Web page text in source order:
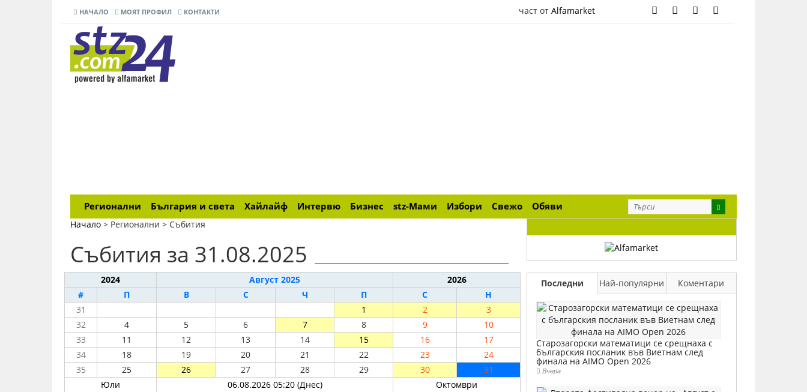
НАЧАЛО МОЯТ ПРОФИЛ КОНТАКТИ част от Alfamarket
Регионални България и света Хайлайф Интервю Бизнес stz-Мами Избори Свежо Обяви
Начало > Регионални > Събития
Събития за 31.08.2025
2024 Август 2025
2026
#
П В С Ч П С
Н
31
1 2
3
32
4 5 6 7 8 9
10
33
11 12 13 14 15 16
17
34
18 19 20 21 22 23
24
35
25 26 27 28 29 30
31
Юли
06.08.2026 05:20 (Днес) Октомври
Последни Най-популярни Коментари
Старозагорски математици се срещнаха с
българския посланик във Виетнам след
финала на AIMO Open 2026
Вчера